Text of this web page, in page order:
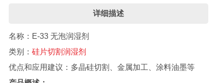
详细描述
名称：E-33 无泡润湿剂
类别： 硅片切割润湿剂
优点和应用建议：多晶硅切割、金属加工、涂料油墨等